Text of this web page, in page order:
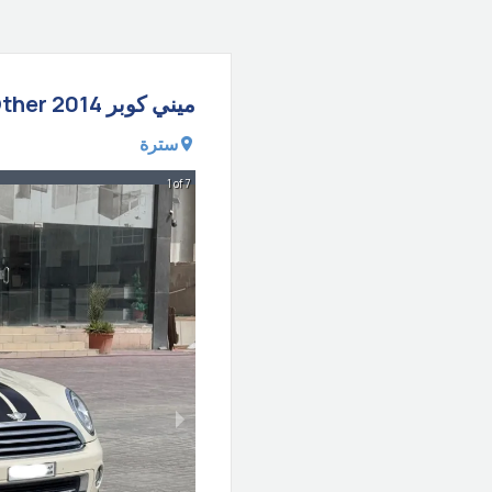
مينيكوبر 2014
سترة
1 of 7